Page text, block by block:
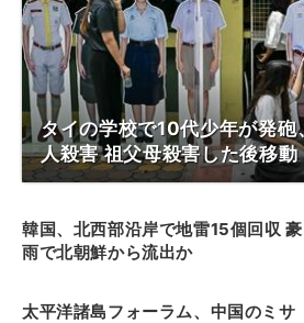
タイの学校で10代少年が発
人殺害 祖父母殺害した後移動
韓国、北西部沿岸で地雷15個回収 豪
雨で北朝鮮から流出か
太平洋諸島フォーラム、中国のミサ